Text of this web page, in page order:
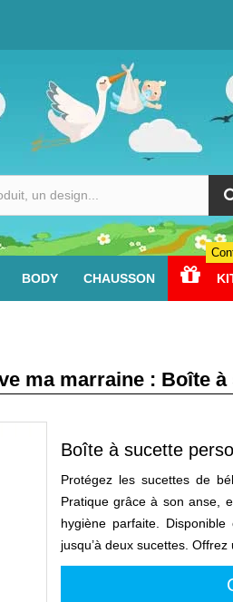
BODY CHAUSSON
ma marraine : Boîte à
Boîte à sucette
Protégez les sucettes de
Pratique grâce à son anse,
hygiène parfaite.
jusqu’à deux sucettes.